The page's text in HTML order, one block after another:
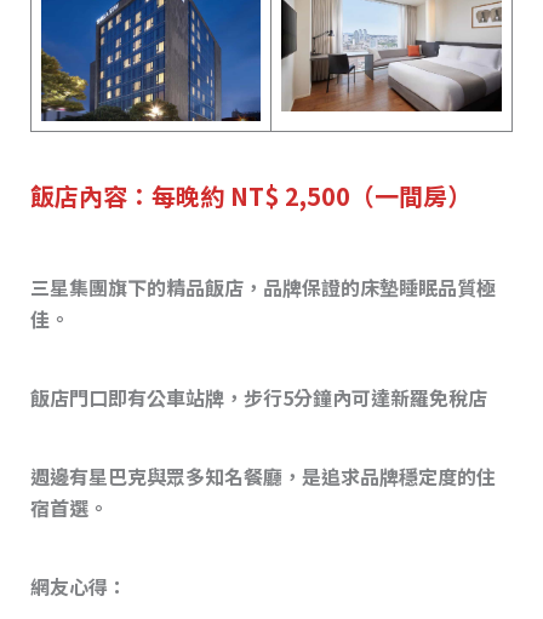
飯店內容：每晚約 NT$ 2,500（一間房）
三星集團旗下的精品飯店，品牌保證的床墊睡眠品質極
佳。
飯店門口即有公車站牌，步行5分鐘內可達新羅免稅店
週邊有星巴克與眾多知名餐廳，是追求品牌穩定度的住
宿首選。
網友心得：